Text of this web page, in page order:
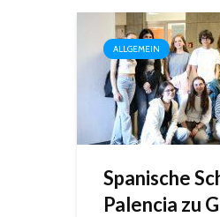
ALLGEMEIN
Spanische
Palencia zu